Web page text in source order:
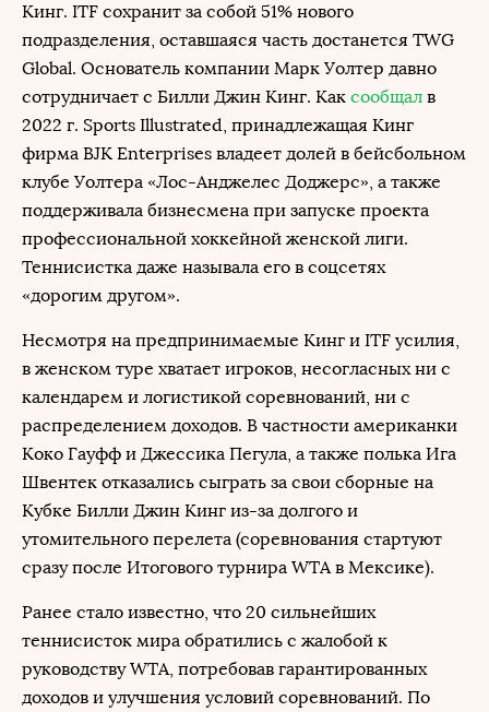
Кинг. ITF сохранит за собой 51% нового
подразделения, оставшаяся часть достанется TWG
Global. Основатель компании Марк Уолтер давно
сотрудничает с Билли Джин Кинг. Как сообщал в
2022 г. Sports Illustrated, принадлежащая Кинг
фирма BJK Enterprises владеет долей в бейсбольном
клубе Уолтера «Лос-Анджелес Доджерс», а также
поддерживала бизнесмена при запуске проекта
профессиональной хоккейной женской лиги.
Теннисистка даже называла его в соцсетях
«дорогим другом».
Несмотря на предпринимаемые Кинг и ITF усилия,
в женском туре хватает игроков, несогласных ни с
календарем и логистикой соревнований, ни с
распределением доходов. В частности американки
Коко Гауфф и Джессика Пегула, а также полька Ига
Швентек отказались сыграть за свои сборные на
Кубке Билли Джин Кинг из-за долгого и
утомительного перелета (соревнования стартуют
сразу после Итогового турнира WTA в Мексике).
Ранее стало известно, что 20 сильнейших
теннисисток мира обратились с жалобой к
руководству WTA, потребовав гарантированных
доходов и улучшения условий соревнований. По